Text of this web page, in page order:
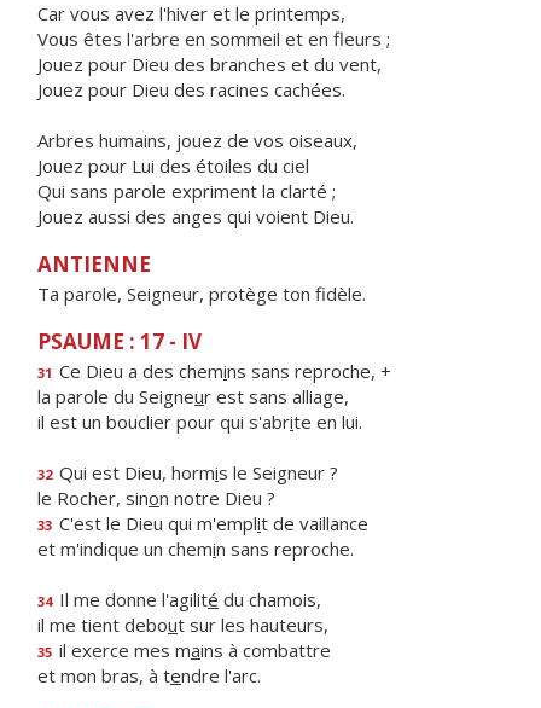
Car vous avez l'hiver et le printemps,
Vous êtes l'arbre en sommeil et en fleurs ;
Jouez pour Dieu des branches et du vent,
Jouez pour Dieu des racines cachées.
Arbres humains, jouez de vos oiseaux,
Jouez pour Lui des étoiles du ciel
Qui sans parole expriment la clarté ;
Jouez aussi des anges qui voient Dieu.
ANTIENNE
Ta parole, Seigneur, protège ton fidèle.
PSAUME : 17 - IV
31 Ce Dieu a des chemins sans reproche, +
la parole du Seigneur est sans alliage,
il est un bouclier pour qui s'abrite en lui.
32 Qui est Dieu, hormis le Seigneur ?
le Rocher, sinon notre Dieu ?
33 C'est le Dieu qui m'emplit de vaillance
et m'indique un chemin sans reproche.
34 Il me donne l'agilité du chamois,
il me tient debout sur les hauteurs,
35 il exerce mes mains à combattre
et mon bras, à tendre l'arc.